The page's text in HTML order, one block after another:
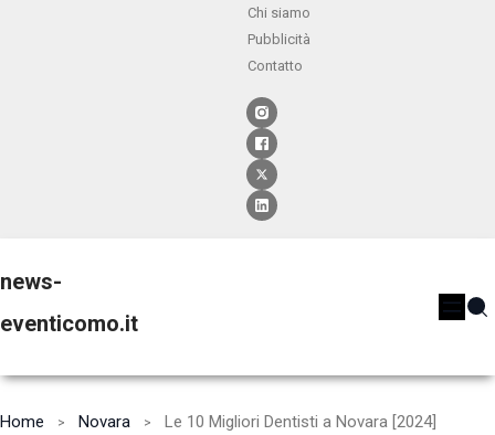
Chi siamo
Pubblicità
Contatto
news-
eventicomo.it
Home Novara Le 10 Migliori Dentisti a Novara [2024]